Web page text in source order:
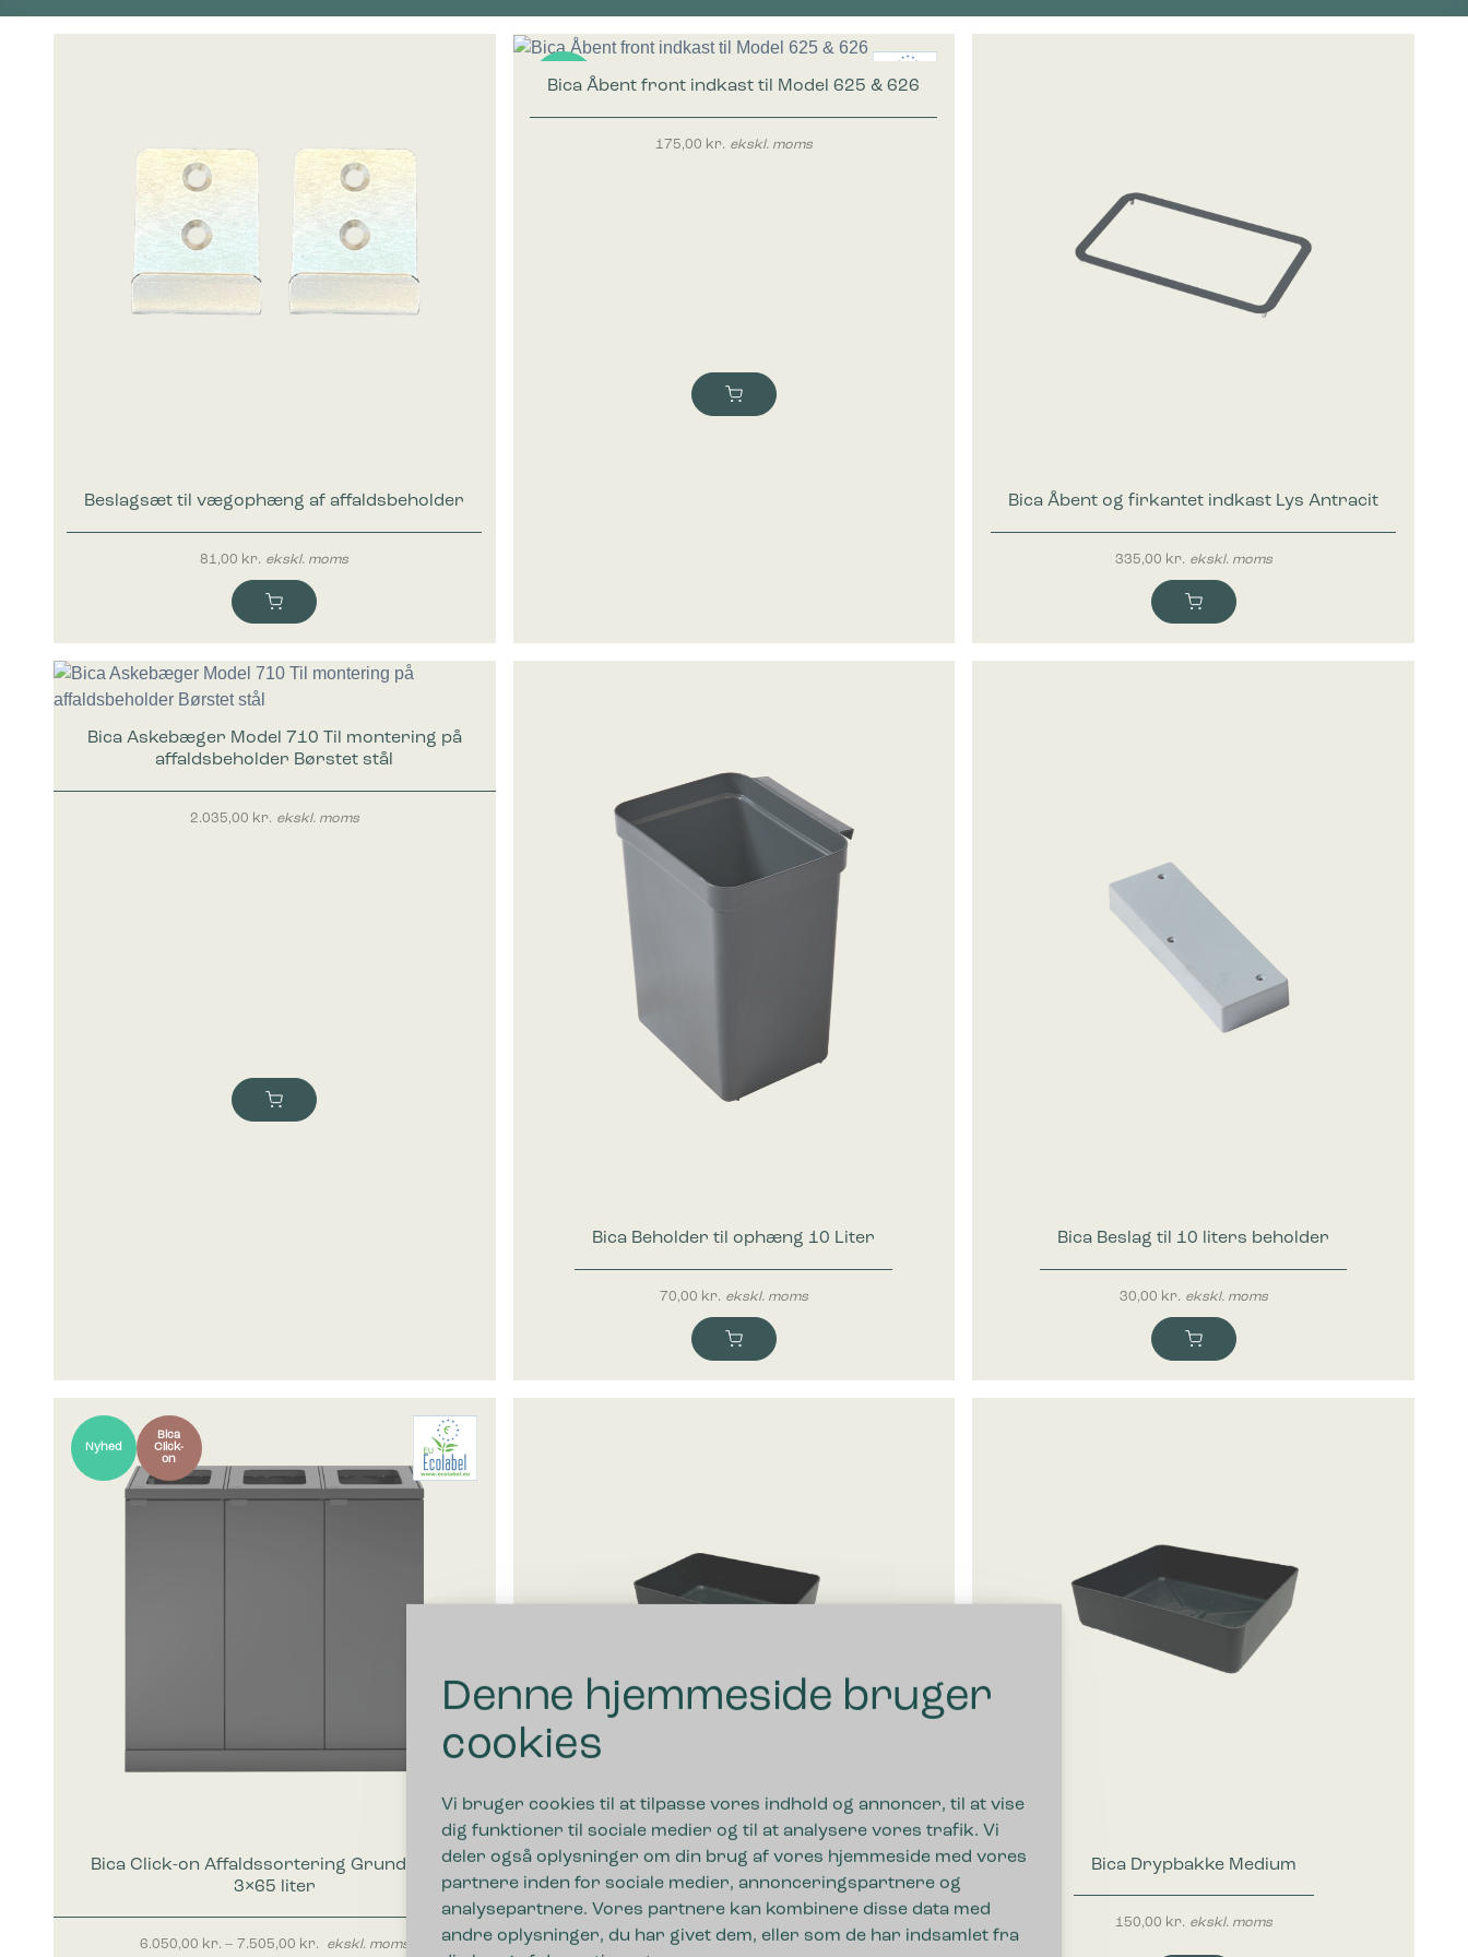
Denne hjemmeside bruger
cookies
Vi bruger cookies til at tilpasse vores indhold og annoncer, til at vise
dig funktioner til sociale medier og til at analysere vores trafik. Vi
deler også oplysninger om din brug af vores hjemmeside med vores
partnere inden for sociale medier, annonceringspartnere og
analysepartnere. Vores partnere kan kombinere disse data med
andre oplysninger, du har givet dem, eller som de har indsamlet fra
Beslagsæt til vægophæng af affaldsbeholder
81,00 kr. ekskl. moms
Nyhed
Bica Åbent front indkast til Model 625 & 626
175,00 kr. ekskl. moms
Bica Åbent og firkantet indkast Lys Antracit
335,00 kr. ekskl. moms
Bica Askebæger Model 710 Til montering på
affaldsbeholder Børstet stål
2.035,00 kr. ekskl. moms
Bica Beholder til ophæng 10 Liter
70,00 kr. ekskl. moms
Bica Beslag til 10 liters beholder
30,00 kr. ekskl. moms
Nyhed
Bica
Click-
on
Bica Click-on Affaldssortering Grundmodel
3×65 liter
6.050,00 kr. – 7.505,00 kr.Prisinterval: 6.050,00 kr. til 7.505,00 kr.
ekskl. moms
Bica Drypbakke Lille Bica Drypbakke Medium
150,00 kr. ekskl. moms